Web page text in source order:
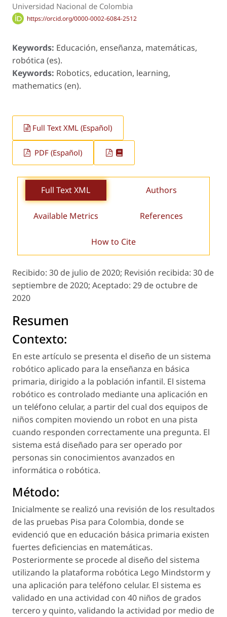
Universidad Nacional de Colombia
https://orcid.org/0000-0002-6084-2512
Keywords: Educación, enseñanza, matemáticas,
robótica (es).
Keywords: Robotics, education, learning,
mathematics (en).
Full Text XML (Español)
PDF (Español)
Full Text XML Authors
Available Metrics References
How to Cite
Recibido: 30 de julio de 2020; Revisión recibida: 30 de
septiembre de 2020; Aceptado: 29 de octubre de
2020
Resumen
Contexto:
En este artículo se presenta el diseño de un sistema
robótico aplicado para la enseñanza en básica
primaria, dirigido a la población infantil. El sistema
robótico es controlado mediante una aplicación en
un teléfono celular, a partir del cual dos equipos de
niños compiten moviendo un robot en una pista
cuando responden correctamente una pregunta. El
sistema está diseñado para ser operado por
personas sin conocimientos avanzados en
informática o robótica.
Método:
Inicialmente se realizó una revisión de los resultados
de las pruebas Pisa para Colombia, donde se
evidenció que en educación básica primaria existen
fuertes deficiencias en matemáticas.
Posteriormente se procede al diseño del sistema
utilizando la plataforma robótica Lego Mindstorm y
una aplicación para teléfono celular. El sistema es
validado en una actividad con 40 niños de grados
tercero y quinto, validando la actividad por medio de